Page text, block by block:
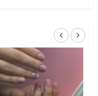
keyboard_arrow_left keyboard_arrow_right